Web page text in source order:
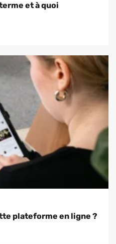
et à quoi
plateforme en ligne ?